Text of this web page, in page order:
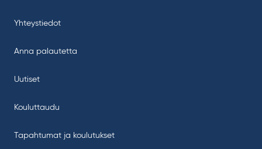
Yhteystiedot
Anna palautetta
Uutiset
Kouluttaudu
Tapahtumat ja koulutukset